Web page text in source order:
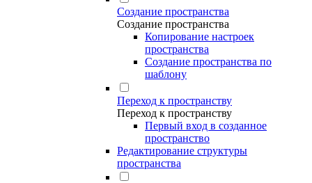
Создание пространства
Создание пространства
Копирование настроек
пространства
Создание пространства по
шаблону
Переход к пространству
Переход к пространству
Первый вход в созданное
пространство
Редактирование структуры
пространства